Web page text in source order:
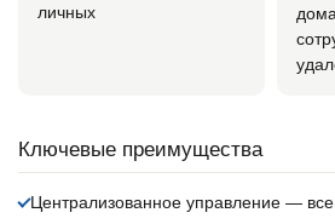
личных
Ключевые преимущества
Централизованное управление —